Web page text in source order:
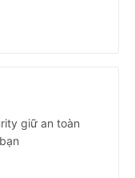
giữ an toàn